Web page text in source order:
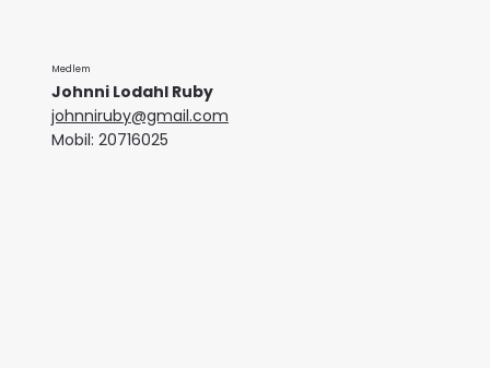
Medlem
Johnni Lodahl Ruby
johnniruby@gmail.com
Mobil: 20716025